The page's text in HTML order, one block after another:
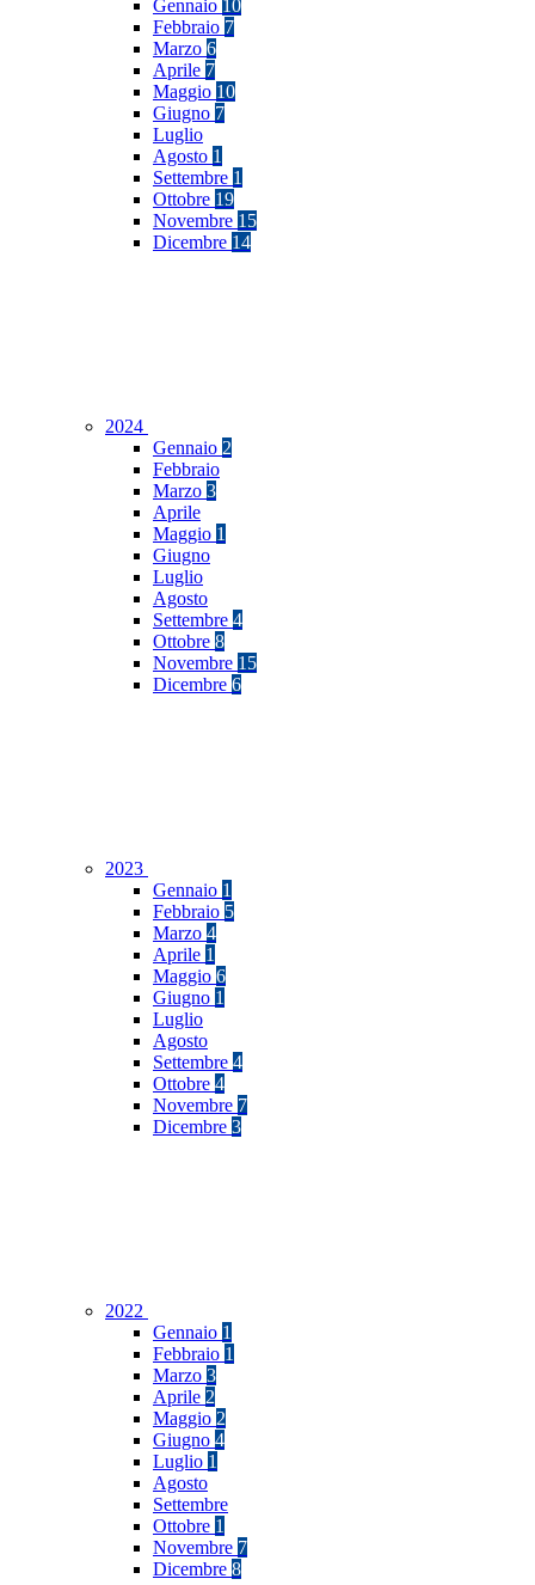
Gennaio 10
Febbraio 7
Marzo 6
Aprile 7
Maggio 10
Giugno 7
Luglio
Agosto 1
Settembre 1
Ottobre 19
Novembre 15
Dicembre 14
2024
Gennaio 2
Febbraio
Marzo 3
Aprile
Maggio 1
Giugno
Luglio
Agosto
Settembre 4
Ottobre 8
Novembre 15
Dicembre 6
2023
Gennaio 1
Febbraio 5
Marzo 4
Aprile 1
Maggio 6
Giugno 1
Luglio
Agosto
Settembre 4
Ottobre 4
Novembre 7
Dicembre 3
2022
Gennaio 1
Febbraio 1
Marzo 3
Aprile 2
Maggio 2
Giugno 4
Luglio 1
Agosto
Settembre
Ottobre 1
Novembre 7
Dicembre 8